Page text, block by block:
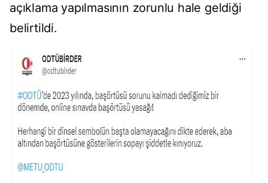
açıklama yapılmasının zorunlu hale geldiği
belirtildi.